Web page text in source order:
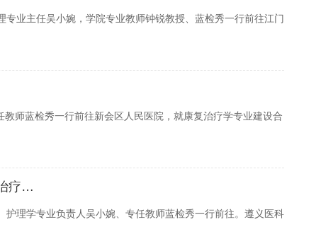
业主任吴小婉，学院专业教师钟锐教授、蓝检秀一行前往江门
师蓝检秀一行前往新会区人民医院，就康复治疗学专业建设合
疗…
理学专业负责人吴小婉、专任教师蓝检秀一行前往。遵义医科